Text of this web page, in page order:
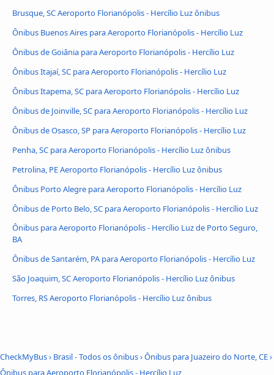
Brusque, SC Aeroporto Florianópolis - Hercílio Luz ônibus
Ônibus Buenos Aires para Aeroporto Florianópolis - Hercílio Luz
Ônibus de Goiânia para Aeroporto Florianópolis - Hercílio Luz
Ônibus Itajaí, SC para Aeroporto Florianópolis - Hercílio Luz
Ônibus Itapema, SC para Aeroporto Florianópolis - Hercílio Luz
Ônibus de Joinville, SC para Aeroporto Florianópolis - Hercílio Luz
Ônibus de Osasco, SP para Aeroporto Florianópolis - Hercílio Luz
Penha, SC para Aeroporto Florianópolis - Hercílio Luz ônibus
Petrolina, PE Aeroporto Florianópolis - Hercílio Luz ônibus
Ônibus Porto Alegre para Aeroporto Florianópolis - Hercílio Luz
Ônibus de Porto Belo, SC para Aeroporto Florianópolis - Hercílio Luz
Ônibus para Aeroporto Florianópolis - Hercílio Luz de Porto Seguro,
BA
Ônibus de Santarém, PA para Aeroporto Florianópolis - Hercílio Luz
São Joaquim, SC Aeroporto Florianópolis - Hercílio Luz ônibus
Torres, RS Aeroporto Florianópolis - Hercílio Luz ônibus
CheckMyBus› Brasil - Todos os ônibus›Ônibus para Juazeiro do Norte, CE›
Ônibus para Aeroporto Florianópolis - Hercílio Luz